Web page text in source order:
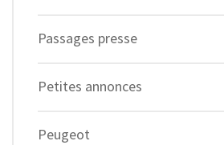
Passages presse
Petites annonces
Peugeot